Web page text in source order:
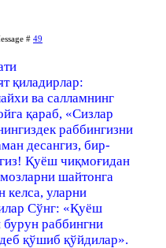
# 49
қиладирлар:
ва салламнинг
қараб, «Сизлар
раббингизни
десангиз, бир-
Қуёш чиқмоғидан
шайтонга
келса, уларни
Сўнг: «Қуёш
раббингни
қўшиб қўйдилар».